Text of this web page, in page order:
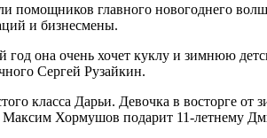
помощников главного новогоднего
и бизнесмены.
она очень хочет куклу и зимнюю
Сергей Рузайкин.
Дарьи. Девочка в восторге от
Максим Хормушов подарит 11-летнему